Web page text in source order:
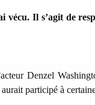
vécu. Il s’agit de
Denzel
participé à